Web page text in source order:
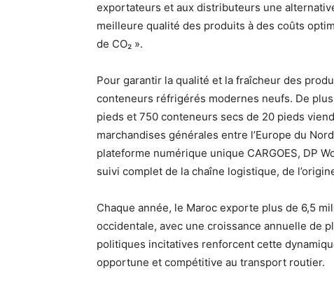
exportateurs et aux distributeurs une
meilleure qualité des produits à des coûts
de CO₂ ».
Pour garantir la qualité et la fraîcheur des
conteneurs réfrigérés modernes neufs. De
pieds et 750 conteneurs secs de 20 pieds
marchandises générales entre l’Europe du
plateforme numérique unique CARGOES, DP
suivi complet de la chaîne logistique, de
Chaque année, le Maroc exporte plus de 6,5
occidentale, avec une croissance annuelle de
politiques incitatives renforcent cette
opportune et compétitive au transport routier.